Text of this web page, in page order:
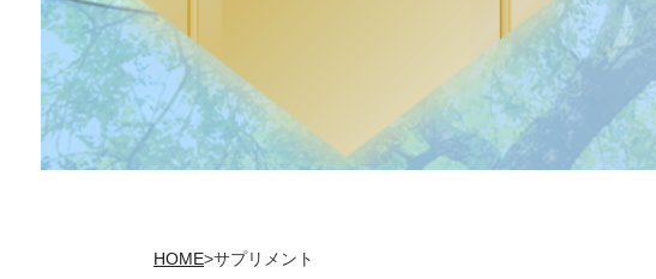
HOME>サプリメント